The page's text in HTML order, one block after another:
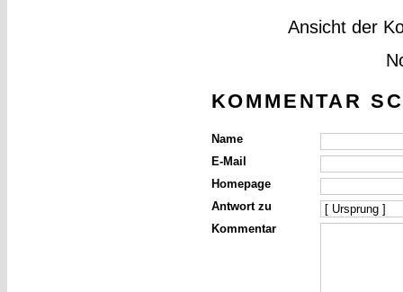
Ansicht der
KOMMENTAR
Name
E-Mail
Homepage
Antwort zu
Kommentar